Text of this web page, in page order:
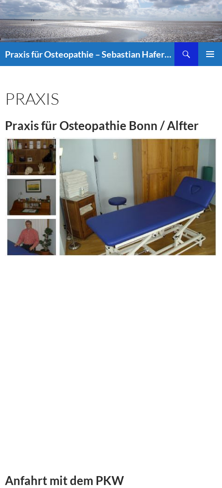
Praxis für Osteopathie – Sebastian Haferkorn
PRAXIS
Praxis für Osteopathie Bonn / Alfter
Anfahrt mit dem PKW